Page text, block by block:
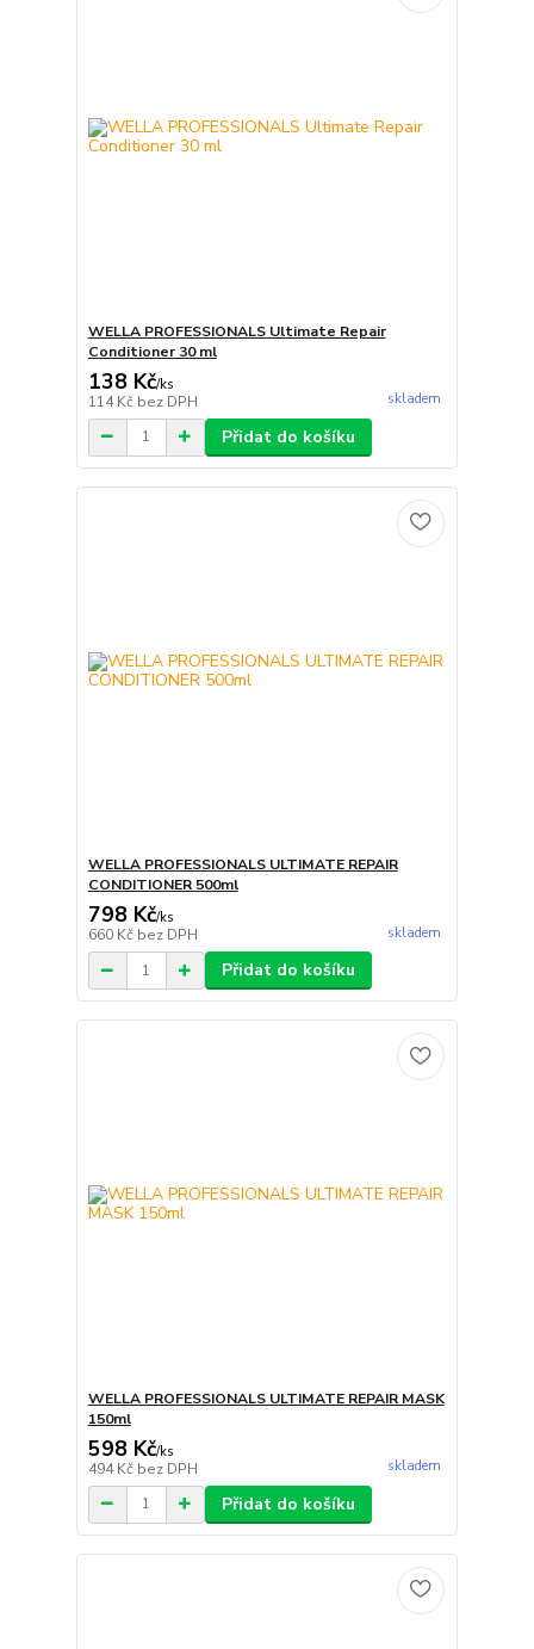
WELLA PROFESSIONALS Ultimate Repair
Conditioner 30 ml
138 Kč/ks
114 Kč bez DPH skladem
Přidat do košíku
WELLA PROFESSIONALS ULTIMATE REPAIR
CONDITIONER 500ml
798 Kč/ks
660 Kč bez DPH skladem
Přidat do košíku
WELLA PROFESSIONALS ULTIMATE REPAIR MASK
150ml
598 Kč/ks
494 Kč bez DPH skladem
Přidat do košíku